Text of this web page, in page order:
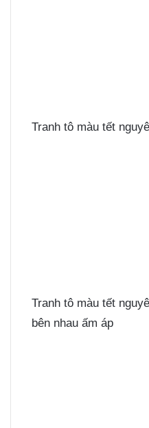
Tranh tô màu tết
Tranh tô màu tết
bên nhau ấm áp